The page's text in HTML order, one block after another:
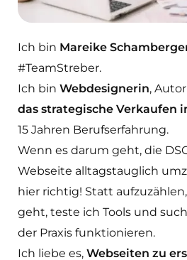
Ich bin Mareike
#TeamStreber.
Ich bin Webdesignerin,
das strategische Verkaufen
15 Jahren Berufserfahrung.
Wenn es darum geht, die
Webseite alltagstauglich
hier richtig! Statt
geht, teste ich Tools und
der Praxis funktionieren.
Ich liebe es, Webseiten zu